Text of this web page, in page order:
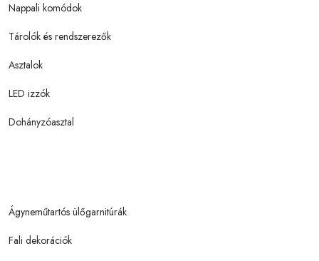
Nappali komódok
Tárolók és rendszerezők
Asztalok
LED izzók
Dohányzóasztal
Ágyneműtartós ülőgarnitúrák
Fali dekorációk